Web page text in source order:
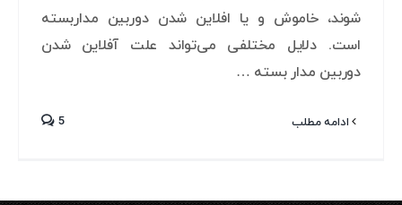
شوند، خاموش و یا افلاین شدن دوربین مداربسته
است. دلایل مختلفی می‌تواند علت آفلاین شدن
دوربین مدار بسته …
ادامه مطلب 5